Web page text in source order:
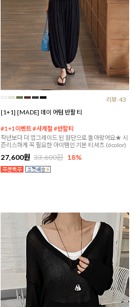
리뷰:43
[1+1] [MADE] 데이 어텀 반팔 티
#1+1이벤트 #사계절 #반팔티
작년보다 더 업그레이드 된 원단으로 돌아왔어요★ 시
즌리스하게 꼭 필요한 아이템인 기본 티셔츠 (6color)
27,600원 33,600원 18%